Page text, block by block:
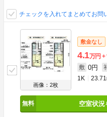
チェックを入れてまとめてお問
画像：2枚
敷金なし
4.1万円
敷 0円
1K
空室状況